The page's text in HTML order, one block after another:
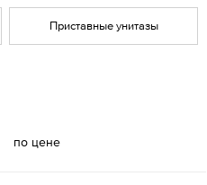
Приставные унитазы
по цене